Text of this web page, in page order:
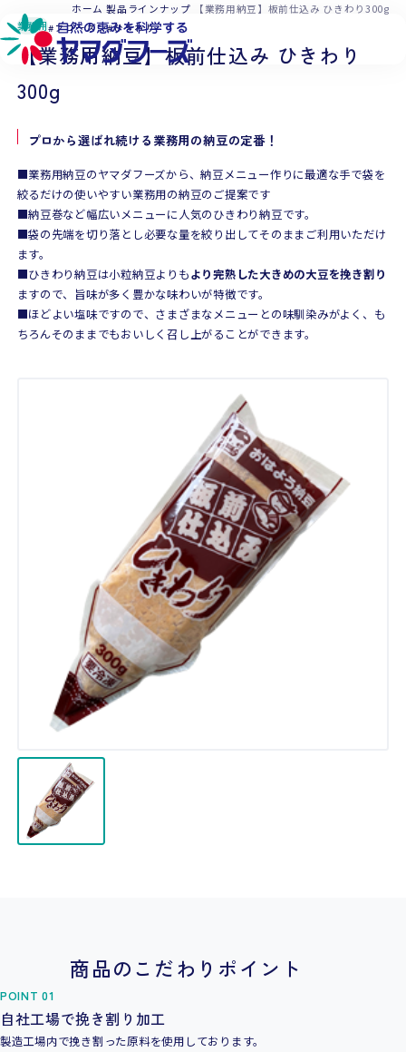
本文へ移動 ホーム 製品ラインナップ
【業務用納豆】板前仕込み ひきわり300g
業務用 フローズン ひきわり
【業務用納豆】板前仕込み ひきわり
300g
プロから選ばれ続ける業務用の納豆の定番！
■業務用納豆のヤマダフーズから、納豆メニュー作りに最適な手で袋を
絞るだけの使いやすい業務用の納豆のご提案です
■納豆巻など幅広いメニューに人気のひきわり納豆です。
■袋の先端を切り落とし必要な量を絞り出してそのままご利用いただけ
ます。
■ひきわり納豆は小粒納豆よりもより完熟した大きめの大豆を挽き割り
ますので、旨味が多く豊かな味わいが特徴です。
■ほどよい塩味ですので、さまざまなメニューとの味馴染みがよく、も
ちろんそのままでもおいしく召し上がることができます。
商品のこだわりポイント
POINT 01
自社工場で挽き割り加工
製造工場内で挽き割った原料を使用しております。